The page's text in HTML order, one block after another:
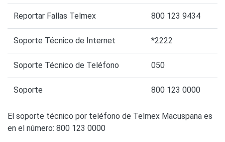
Reportar Fallas Telmex 800 123 9434
Soporte Técnico de Internet *2222
Soporte Técnico de Teléfono 050
Soporte 800 123 0000
El soporte técnico por teléfono de Telmex Macuspana es
en el número: 800 123 0000